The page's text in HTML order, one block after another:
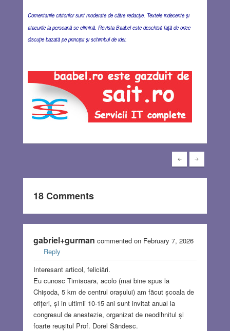
Comentariile cititorilor sunt moderate de către redacţie. Textele indecente şi
atacurile la persoană se elimină. Revista Baabel este deschisă faţă de orice
discuţie bazată pe principii şi schimbul de idei.
18 Comments
gabriel+gurman commented on February 7, 2026
Reply
Interesant articol, feliciări.
Eu cunosc Timisoara, acolo (mai bine spus la
Chișoda, 5 km de centrul orașului) am făcut școala de
ofițeri, și in ultimii 10-15 ani sunt invitat anual la
congresul de anestezie, organizat de neodihnitul și
foarte reușitul Prof. Dorel Săndesc.